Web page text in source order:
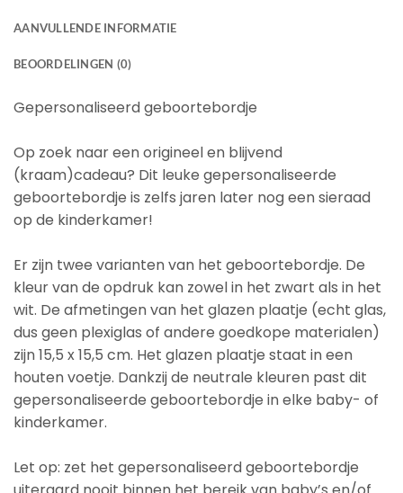
AANVULLENDE INFORMATIE
BEOORDELINGEN (0)
Gepersonaliseerd geboortebordje
Op zoek naar een origineel en blijvend
(kraam)cadeau? Dit leuke gepersonaliseerde
geboortebordje is zelfs jaren later nog een sieraad
op de kinderkamer!
Er zijn twee varianten van het geboortebordje. De
kleur van de opdruk kan zowel in het zwart als in het
wit. De afmetingen van het glazen plaatje (echt glas,
dus geen plexiglas of andere goedkope materialen)
zijn 15,5 x 15,5 cm. Het glazen plaatje staat in een
houten voetje. Dankzij de neutrale kleuren past dit
gepersonaliseerde geboortebordje in elke baby- of
kinderkamer.
Let op: zet het gepersonaliseerd geboortebordje